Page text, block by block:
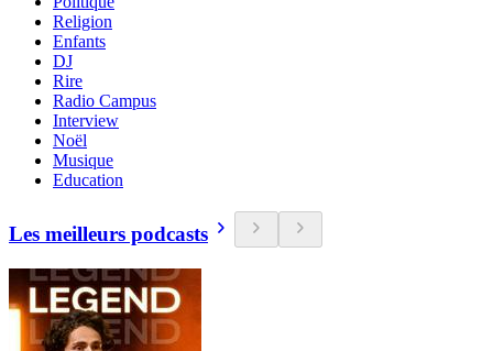
Religion
Enfants
DJ
Rire
Radio Campus
Interview
Noël
Musique
Education
Les meilleurs podcasts